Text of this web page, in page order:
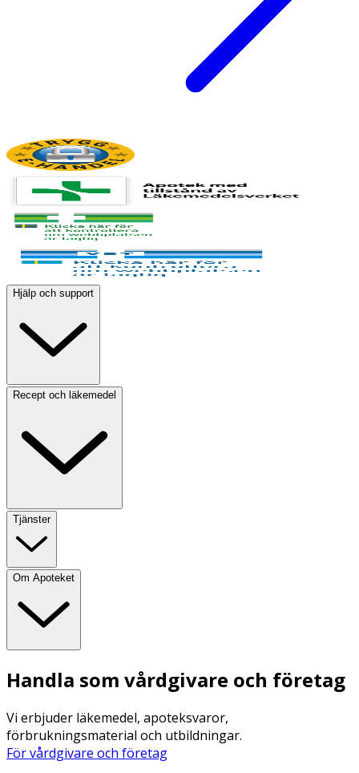
Hjälp och support
Recept och läkemedel
Tjänster
Om Apoteket
Handla som vårdgivare och företag
Vi erbjuder läkemedel, apoteksvaror,
förbrukningsmaterial och utbildningar.
För vårdgivare och företag